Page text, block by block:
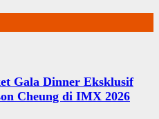
Gala Dinner Eksklusif
Cheung di IMX 2026